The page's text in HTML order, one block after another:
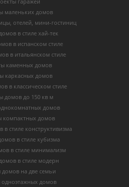
маленьких домов
отелей, мини-гостиниц
в стиле хай-тек
в испанском стиле
в итальянском стиле
каменных домов
каркасных домов
в классическом стиле
домов до 150 кв м
домов
компактных домов
в стиле конструктивизма
в стиле кубизма
в стиле минимализм
в стиле модерн
домов на две семьи
домов